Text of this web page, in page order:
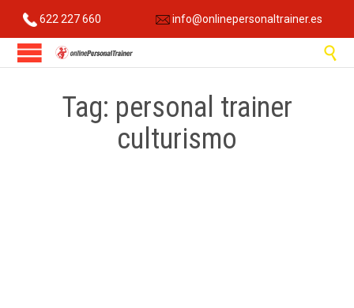
622 227 660 info@onlinepersonaltrainer.es

Tag: personal trainer
culturismo